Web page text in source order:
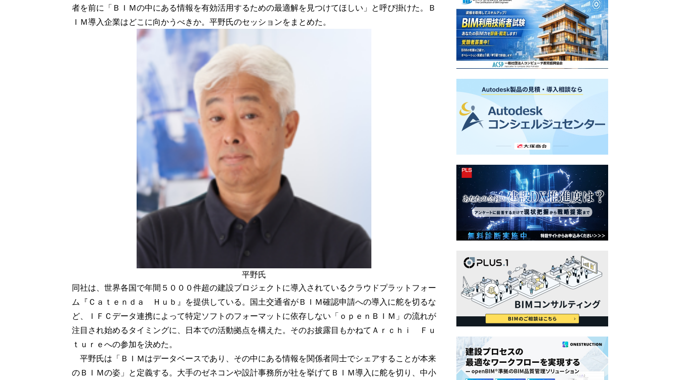
者を前に「ＢＩＭの中にある情報を有効活用するための最適解を見つけてほしい」と呼び掛けた。Ｂ
ＩＭ導入企業はどこに向かうべきか。平野氏のセッションをまとめた。
平野氏
同社は、世界各国で年間５０００件超の建設プロジェクトに導入されているクラウドプラットフォー
ム『Ｃａｔｅｎｄａ Ｈｕｂ』を提供している。国土交通省がＢＩＭ確認申請への導入に舵を切るな
ど、ＩＦＣデータ連携によって特定ソフトのフォーマットに依存しない「ｏｐｅｎＢＩＭ」の流れが
注目され始めるタイミングに、日本での活動拠点を構えた。そのお披露目もかねてＡｒｃｈｉ Ｆｕ
ｔｕｒｅへの参加を決めた。
平野氏は「ＢＩＭはデータベースであり、その中にある情報を関係者同士でシェアすることが本来
のＢＩＭの姿」と定義する。大手のゼネコンや設計事務所が社を挙げてＢＩＭ導入に舵を切り、中小